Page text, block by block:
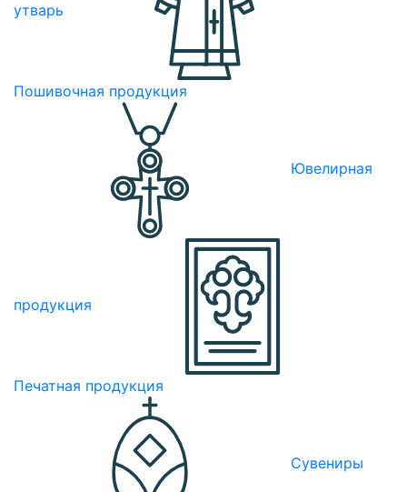
утварь
Пошивочная продукция
Ювелирная
продукция
Печатная продукция
Сувениры